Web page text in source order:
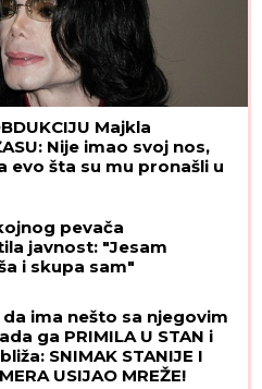
Majkla
Nije imao svoj nos,
evo šta su mu pronašli u
pevača
javnost: "Jesam
i skupa sam"
da ima nešto sa njegovim
ga PRIMILA U STAN i
SNIMAK STANIJE I
USIJAO MREŽE!